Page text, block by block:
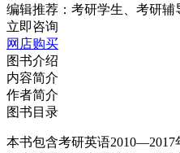
编辑推荐： 考研学生、考研辅
立即咨询
网店购买
图书介绍
内容简介
作者简介
图书目录
本书包含考研英语2010—2017